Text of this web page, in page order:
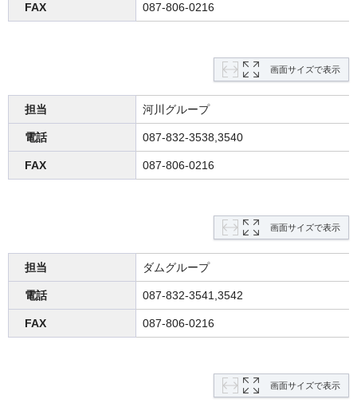
FAX 087-806-0216
画面サイズで表示
担当 河川グループ
電話 087-832-3538,3540
FAX 087-806-0216
画面サイズで表示
担当 ダムグループ
電話 087-832-3541,3542
FAX 087-806-0216
画面サイズで表示